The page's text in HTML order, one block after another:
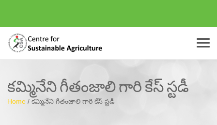
Menu
కమ్మినేని గీతంజాలి గారి కేస్ స్టడీ
Home / కమ్మినేని గీతంజాలి గారి కేస్ స్టడీ